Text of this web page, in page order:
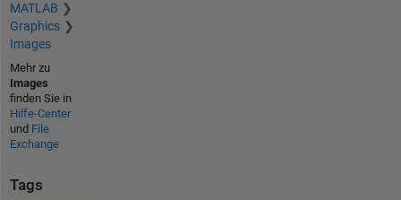
MATLAB
Graphics
Images
Mehr zu
Images
finden Sie in
Hilfe-Center
und File
Exchange
Tags